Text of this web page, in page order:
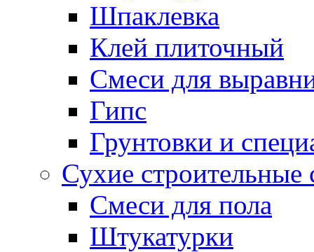
Шпаклевка
Клей плиточный
Смеси для
Гипс
Грунтовки и
Сухие
Смеси для пола
Штукатурки